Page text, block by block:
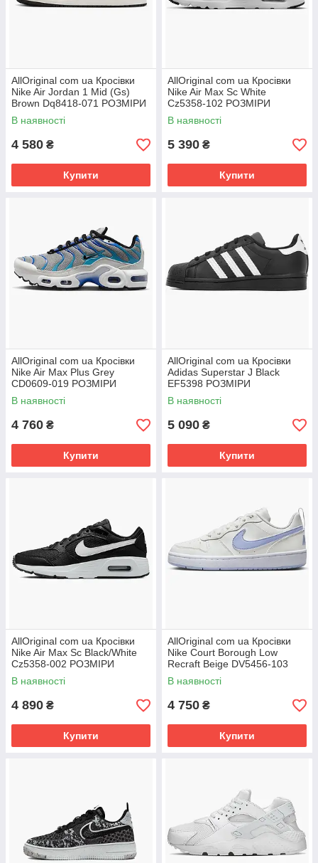
AllOriginal com ua Кросівки
Nike Air Jordan 1 Mid (Gs)
Brown Dq8418-071 РОЗМІРИ
ЗАПИТУЙТЕ
В наявності
4 580 ₴
Купити
AllOriginal com ua Кросівки
Nike Air Max Sc White
Cz5358-102 РОЗМІРИ
ЗАПИТУЙТЕ
В наявності
5 390 ₴
Купити
AllOriginal com ua Кросівки
Nike Air Max Plus Grey
CD0609-019 РОЗМІРИ
ЗАПИТУЙТЕ
В наявності
4 760 ₴
Купити
AllOriginal com ua Кросівки
Adidas Superstar J Black
EF5398 РОЗМІРИ
ЗАПИТУЙТЕ
В наявності
5 090 ₴
Купити
AllOriginal com ua Кросівки
Nike Air Max Sc Black/White
Cz5358-002 РОЗМІРИ
ЗАПИТУЙТЕ
В наявності
4 890 ₴
Купити
AllOriginal com ua Кросівки
Nike Court Borough Low
Recraft Beige DV5456-103
РОЗМІРИ ЗАПИТУЙТЕ
В наявності
4 750 ₴
Купити